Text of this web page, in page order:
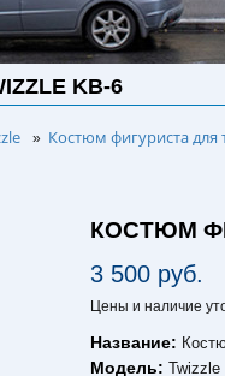
KB-6
» Костюм фигуриста для
КОСТЮМ
3 500 руб.
Цены и наличие
Название:
Модель:Twizzle